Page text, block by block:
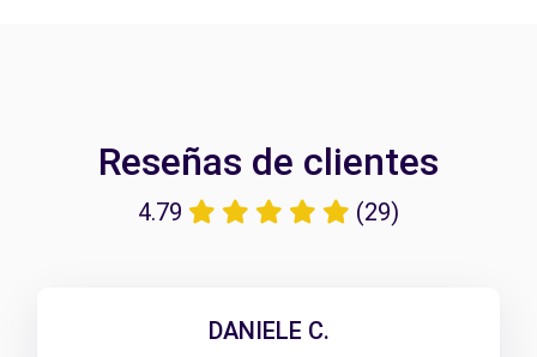
Reseñas de clientes
4.79 (29)
DANIELE C.